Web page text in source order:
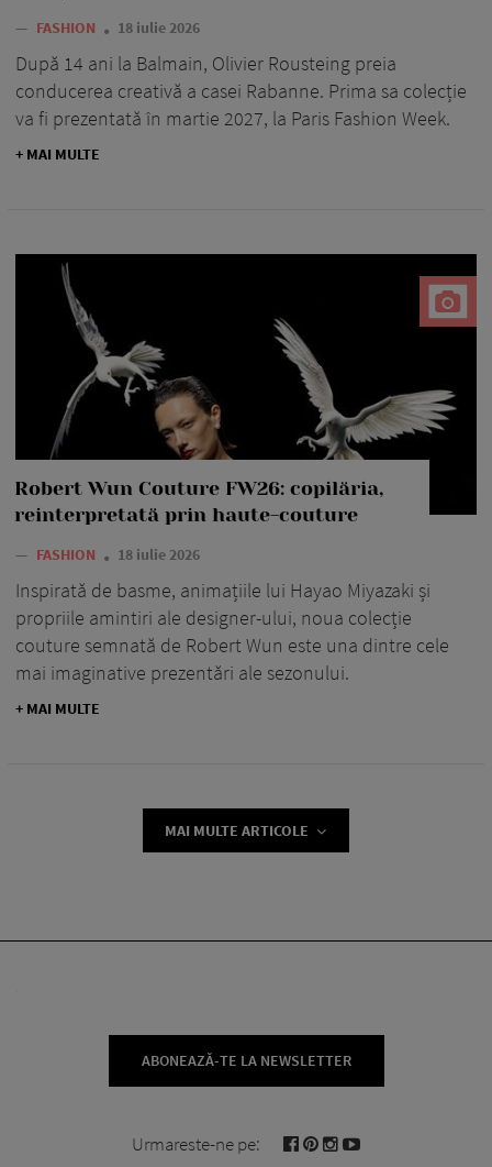
— FASHION 18 iulie 2026
După 14 ani la Balmain, Olivier Rousteing preia
conducerea creativă a casei Rabanne. Prima sa colecție
va fi prezentată în martie 2027, la Paris Fashion Week.
+ MAI MULTE
Robert Wun Couture FW26: copilăria,
reinterpretată prin haute-couture
— FASHION 18 iulie 2026
Inspirată de basme, animațiile lui Hayao Miyazaki și
propriile amintiri ale designer-ului, noua colecție
couture semnată de Robert Wun este una dintre cele
mai imaginative prezentări ale sezonului.
+ MAI MULTE
MAI MULTE ARTICOLE
ABONEAZĂ-TE LA NEWSLETTER
Urmareste-ne pe: